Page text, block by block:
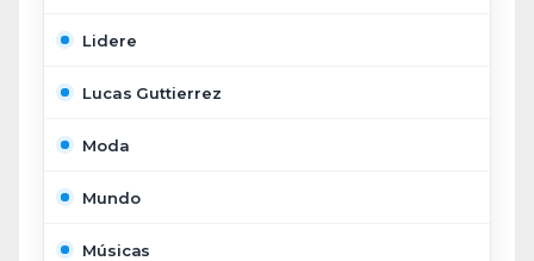
Lidere
Lucas Guttierrez
Moda
Mundo
Músicas